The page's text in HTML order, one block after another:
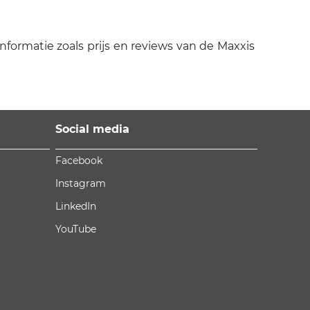
zoals prijs en reviews van de Maxxis
Social media
Facebook
Instagram
LinkedIn
YouTube